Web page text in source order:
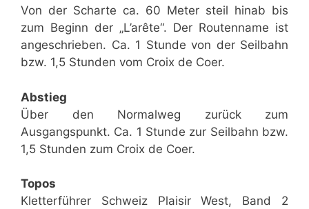
Von der Scharte ca. 60 Meter steil hinab bis
zum Beginn der „L’arête“. Der Routenname ist
angeschrieben. Ca. 1 Stunde von der Seilbahn
bzw. 1,5 Stunden vom Croix de Coer.
Abstieg
Über den Normalweg zurück zum
Ausgangspunkt. Ca. 1 Stunde zur Seilbahn bzw.
1,5 Stunden zum Croix de Coer.
Topos
Kletterführer Schweiz Plaisir West, Band 2